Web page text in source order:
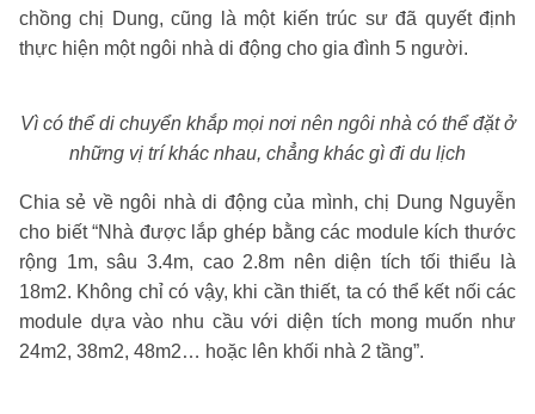
chồng chị Dung, cũng là một kiến trúc sư đã quyết định
thực hiện một ngôi nhà di động cho gia đình 5 người.
Vì có thể di chuyển khắp mọi nơi nên ngôi nhà có thể đặt ở
những vị trí khác nhau, chẳng khác gì đi du lịch
Chia sẻ về ngôi nhà di động của mình, chị Dung Nguyễn
cho biết “Nhà được lắp ghép bằng các module kích thước
rộng 1m, sâu 3.4m, cao 2.8m nên diện tích tối thiểu là
18m2. Không chỉ có vậy, khi cần thiết, ta có thể kết nối các
module dựa vào nhu cầu với diện tích mong muốn như
24m2, 38m2, 48m2… hoặc lên khối nhà 2 tầng”.